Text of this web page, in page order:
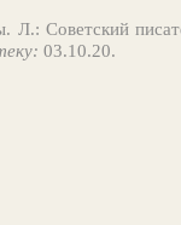
Советский
03.10.20.